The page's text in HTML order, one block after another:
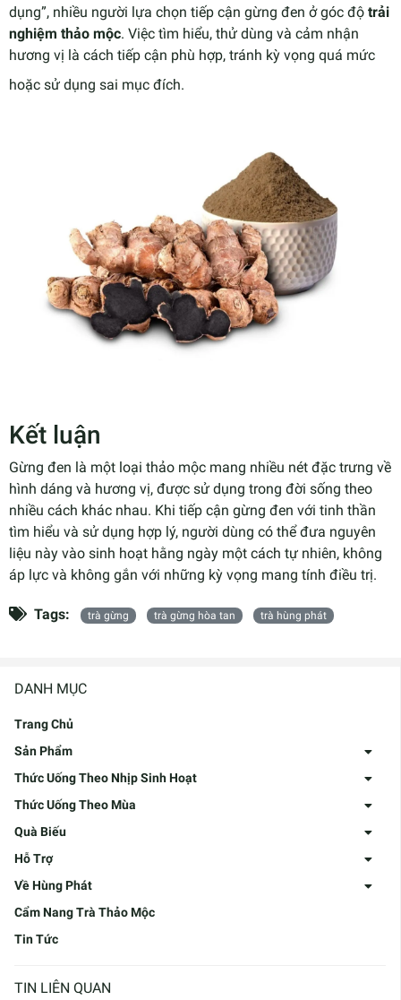
DANH MỤC
Trang Chủ
Sản Phẩm
Thức Uống Theo Nhịp Sinh Hoạt
Thức Uống Theo Mùa
Quà Biếu
Hỗ Trợ
Về Hùng Phát
Cẩm Nang Trà Thảo Mộc
Tin Tức
TIN LIÊN QUAN
dụng”, nhiều người lựa chọn tiếp cận gừng đen ở góc độ trải
nghiệm thảo mộc. Việc tìm hiểu, thử dùng và cảm nhận
hương vị là cách tiếp cận phù hợp, tránh kỳ vọng quá mức
hoặc sử dụng sai mục đích.
Kết luận
Gừng đen là một loại thảo mộc mang nhiều nét đặc trưng về
hình dáng và hương vị, được sử dụng trong đời sống theo
nhiều cách khác nhau. Khi tiếp cận gừng đen với tinh thần
tìm hiểu và sử dụng hợp lý, người dùng có thể đưa nguyên
liệu này vào sinh hoạt hằng ngày một cách tự nhiên, không
áp lực và không gắn với những kỳ vọng mang tính điều trị.
Tags: trà gừng trà gừng hòa tan trà hùng phát